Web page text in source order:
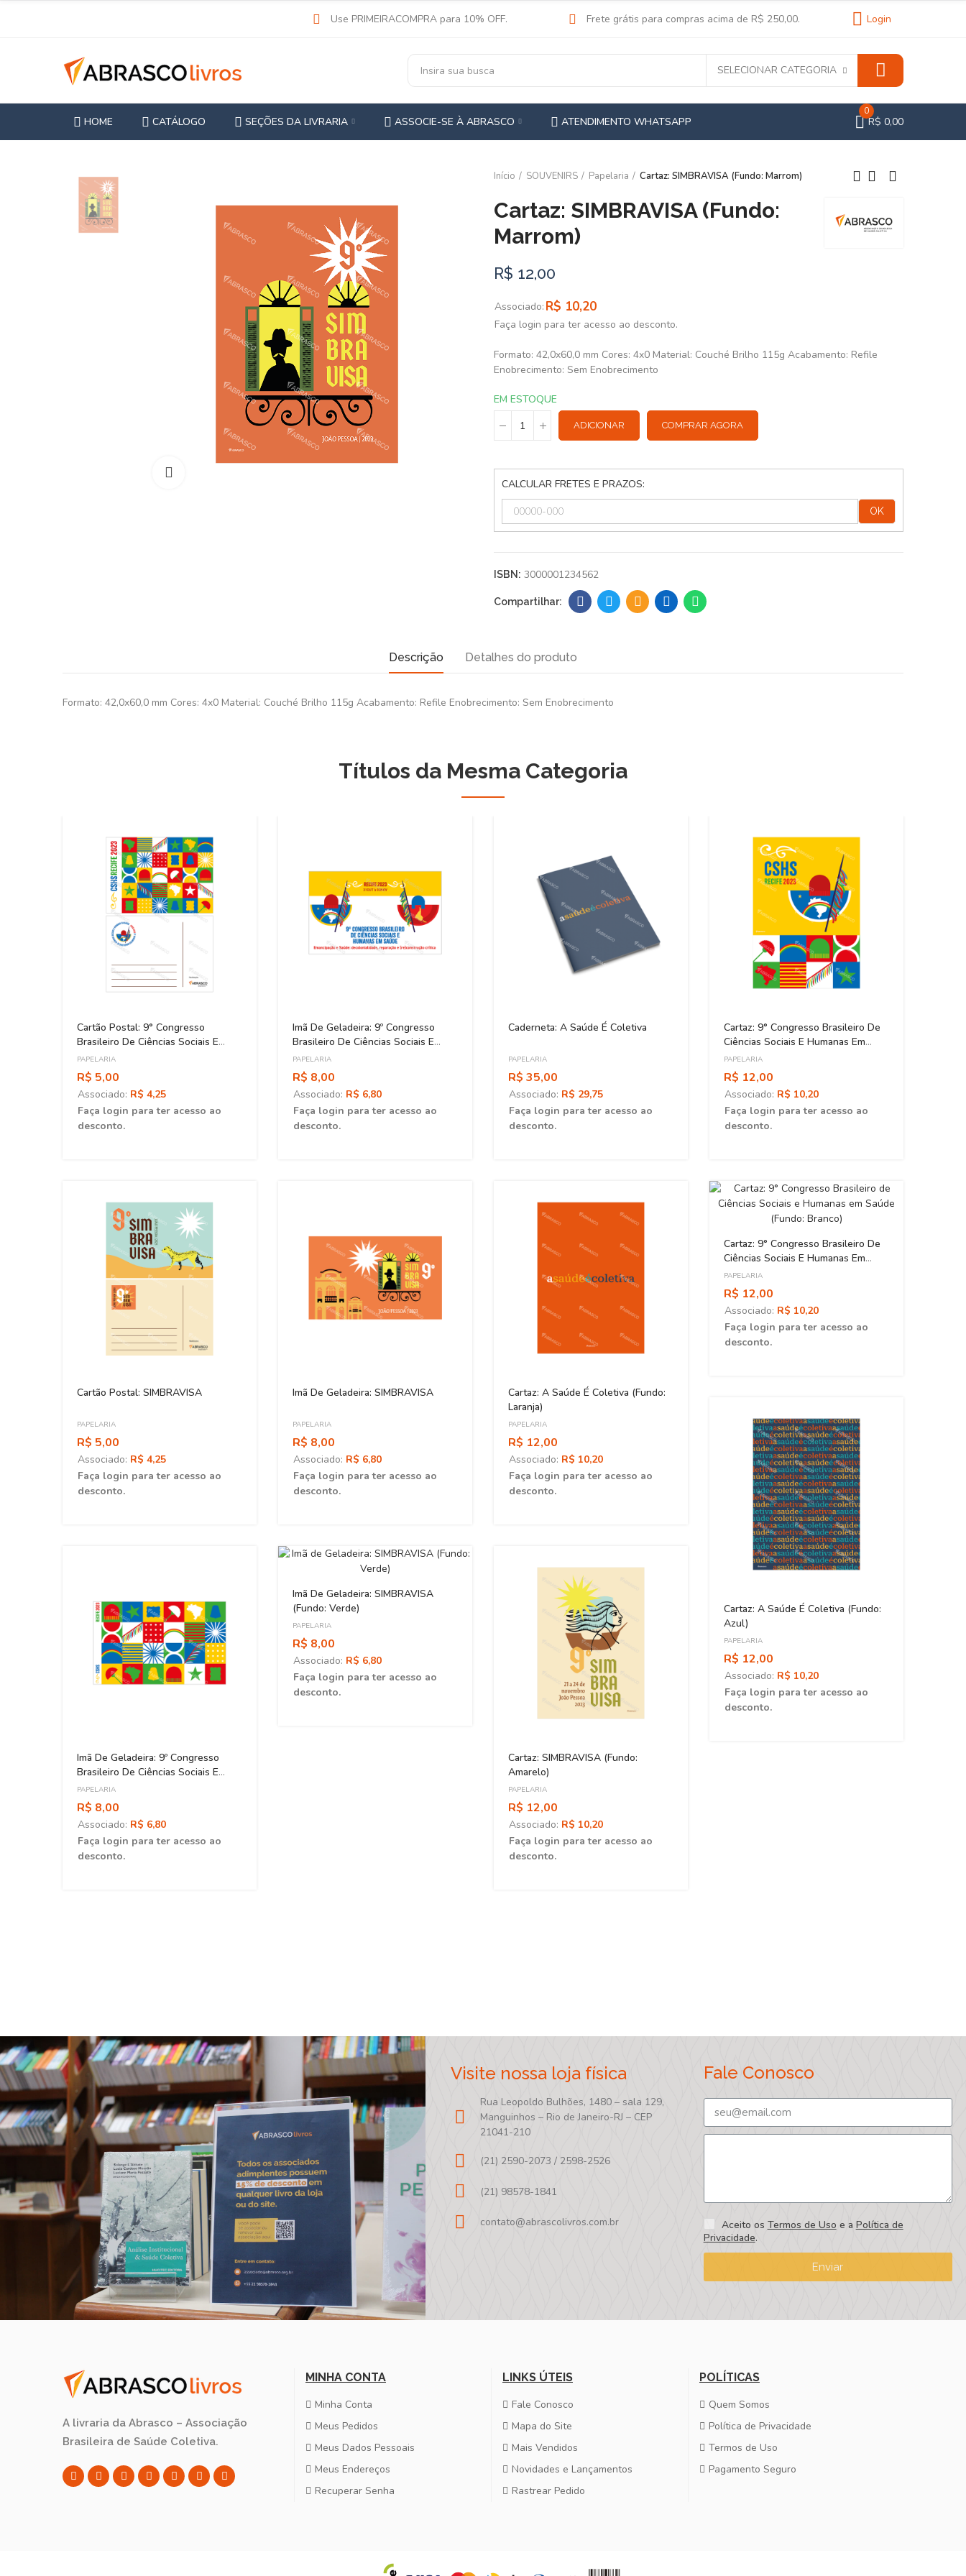
Use PRIMEIRACOMPRA para 10% OFF. Frete grátis para compras acima de R$ 250,00. Login
SELECIONAR CATEGORIA
HOME CATÁLOGO SEÇÕES DA LIVRARIA ASSOCIE-SE À ABRASCO ATENDIMENTO WHATSAPP
0
R$ 0,00
Início SOUVENIRS Papelaria Cartaz: SIMBRAVISA (Fundo: Marrom)
Cartaz: SIMBRAVISA (Fundo:
Marrom)
R$ 12,00
Associado: R$ 10,20
Faça login para ter acesso ao desconto.
Formato: 42,0x60,0 mm Cores: 4x0 Material: Couché Brilho 115g Acabamento: Refile
Enobrecimento: Sem Enobrecimento
EM ESTOQUE
ADICIONAR COMPRAR AGORA
CALCULAR FRETES E PRAZOS:
OK
ISBN: 3000001234562
Descrição Detalhes do produto
Formato: 42,0x60,0 mm Cores: 4x0 Material: Couché Brilho 115g Acabamento: Refile Enobrecimento: Sem Enobrecimento
Títulos da Mesma Categoria
Cartão Postal: 9° Congresso
Brasileiro De Ciências Sociais E
Humanas Em Saúde
PAPELARIA
R$ 5,00
Associado: R$ 4,25
Faça login para ter acesso ao
desconto.
Cartão Postal: SIMBRAVISA
PAPELARIA
R$ 5,00
Associado: R$ 4,25
Faça login para ter acesso ao
desconto.
Imã De Geladeira: 9º Congresso
Brasileiro De Ciências Sociais E
Humanas Em Saúde (Arte: Mosaico)
PAPELARIA
R$ 8,00
Associado: R$ 6,80
Faça login para ter acesso ao
desconto.
Imã De Geladeira: 9º Congresso
Brasileiro De Ciências Sociais E
Humanas Em Saúde
PAPELARIA
R$ 8,00
Associado: R$ 6,80
Faça login para ter acesso ao
desconto.
Imã De Geladeira: SIMBRAVISA
PAPELARIA
R$ 8,00
Associado: R$ 6,80
Faça login para ter acesso ao
desconto.
Imã De Geladeira: SIMBRAVISA
(Fundo: Verde)
PAPELARIA
R$ 8,00
Associado: R$ 6,80
Faça login para ter acesso ao
desconto.
Caderneta: A Saúde É Coletiva
PAPELARIA
R$ 35,00
Associado: R$ 29,75
Faça login para ter acesso ao
desconto.
Cartaz: A Saúde É Coletiva (Fundo:
Laranja)
PAPELARIA
R$ 12,00
Associado: R$ 10,20
Faça login para ter acesso ao
desconto.
Cartaz: SIMBRAVISA (Fundo:
Amarelo)
PAPELARIA
R$ 12,00
Associado: R$ 10,20
Faça login para ter acesso ao
desconto.
Cartaz: 9° Congresso Brasileiro De
Ciências Sociais E Humanas Em
Saúde ( Fundo: Amarelo)
PAPELARIA
R$ 12,00
Associado: R$ 10,20
Faça login para ter acesso ao
desconto.
Cartaz: 9° Congresso Brasileiro De
Ciências Sociais E Humanas Em
Saúde (Fundo: Branco)
PAPELARIA
R$ 12,00
Associado: R$ 10,20
Faça login para ter acesso ao
desconto.
Cartaz: A Saúde É Coletiva (Fundo:
Azul)
PAPELARIA
R$ 12,00
Associado: R$ 10,20
Faça login para ter acesso ao
desconto.
Visite nossa loja física
Rua Leopoldo Bulhões, 1480 – sala 129,
Manguinhos – Rio de Janeiro-RJ – CEP
21041-210
(21) 2590-2073 / 2598-2526
(21) 98578-1841
contato@abrascolivros.com.br
Fale Conosco
Aceito os Termos de Uso e a Política de
Privacidade.
Enviar
A livraria da Abrasco – Associação
Brasileira de Saúde Coletiva.
MINHA CONTA
Minha Conta
Meus Pedidos
Meus Dados Pessoais
Meus Endereços
Recuperar Senha
LINKS ÚTEIS
Fale Conosco
Mapa do Site
Mais Vendidos
Novidades e Lançamentos
Rastrear Pedido
POLÍTICAS
Quem Somos
Política de Privacidade
Termos de Uso
Pagamento Seguro